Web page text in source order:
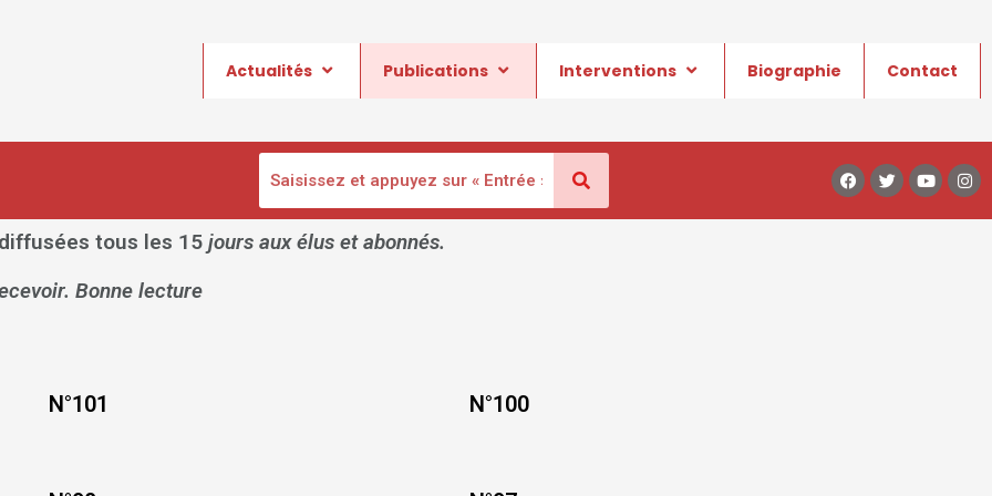
Actualités Publications Interventions Biographie Contact
tous les 15 jours aux élus et abonnés.
Bonne lecture
N°101 N°100